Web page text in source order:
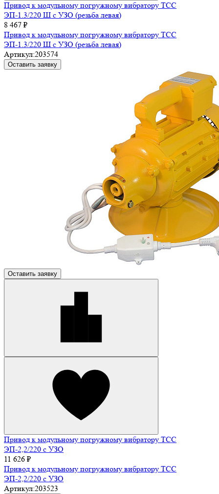
Привод к модульному погружному вибратору ТСС
ЭП-1.3/220 Ш с УЗО (резьба левая)
8 467 ₽
Привод к модульному погружному вибратору ТСС
ЭП-1.3/220 Ш с УЗО (резьба левая)
Артикул:203574
Оставить заявку
Оставить заявку
Привод к модульному погружному вибратору ТСС
ЭП-2,2/220 с УЗО
11 626 ₽
Привод к модульному погружному вибратору ТСС
ЭП-2,2/220 с УЗО
Артикул:203523